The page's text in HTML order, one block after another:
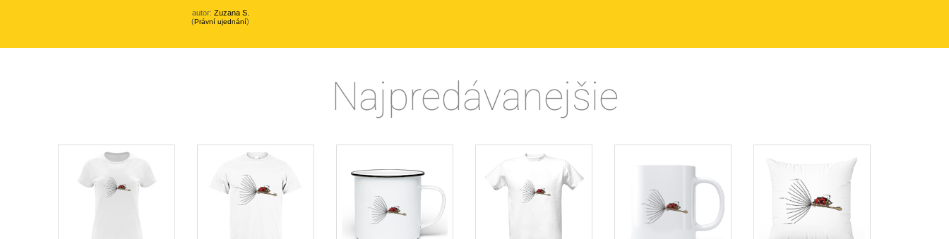
autor: Zuzana S.
(Právní ujednání)
Najpredávanejšie